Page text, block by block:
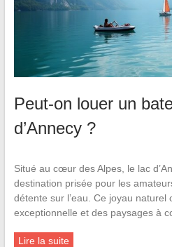
Peut-on louer un
d’Annecy ?
Situé au cœur des Alpes, le lac
destination prisée pour les
détente sur l’eau. Ce joyau naturel
exceptionnelle et des paysages à
Lire la suite